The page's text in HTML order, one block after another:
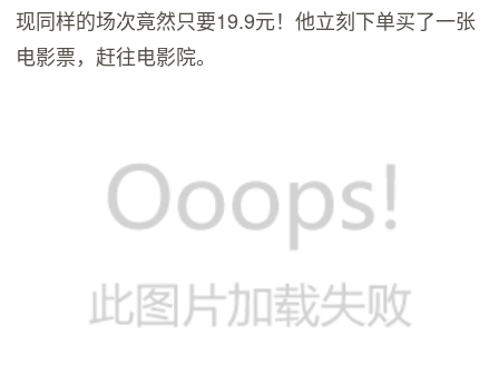
现同样的场次竟然只要19.9元！他立刻下单买了一张
电影票，赶往电影院。